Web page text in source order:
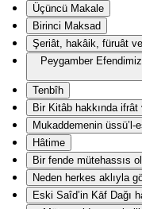
Üçüncü Makale
Birinci Maksad
Şeriât, hakâik, füruât
Peygamber
Tenbîh
Bir Kitâb hakkında
Mukaddemenin üssü’l-
Hâtime
Bir fende mütehassıs
Neden herkes aklıyla
Eski Saîd’in Kāf Dağı